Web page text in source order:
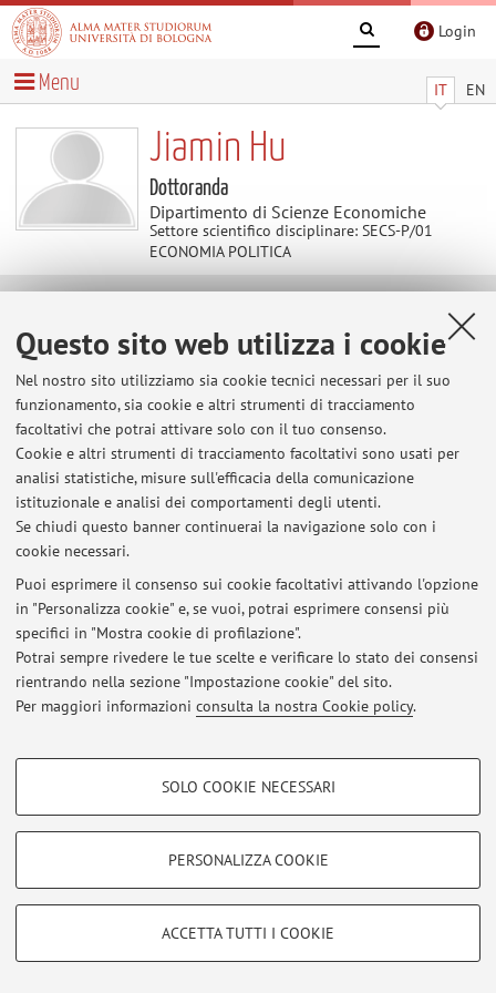
Questo sito web utilizza i cookie
Nel nostro sito utilizziamo sia cookie tecnici necessari per il suo
funzionamento, sia cookie e altri strumenti di tracciamento
facoltativi che potrai attivare solo con il tuo consenso.
Cookie e altri strumenti di tracciamento facoltativi sono usati per
analisi statistiche, misure sull'efficacia della comunicazione
istituzionale e analisi dei comportamenti degli utenti.
Se chiudi questo banner continuerai la navigazione solo con i
cookie necessari.
Puoi esprimere il consenso sui cookie facoltativi attivando l'opzione
in "Personalizza cookie" e, se vuoi, potrai esprimere consensi più
specifici in "Mostra cookie di profilazione".
Potrai sempre rivedere le tue scelte e verificare lo stato dei consensi
rientrando nella sezione "Impostazione cookie" del sito.
Per maggiori informazioni consulta la nostra Cookie policy.
COOKIE DI PROFILAZIONE - FACOLTATIVI
COOKIE TECNICI - NECESSARI
Si tratta di cookie tecnici utilizzati, a titolo esemplificativo, per il corretto
SOLO COOKIE NECESSARI
PERSONALIZZA COOKIE
ACCETTA TUTTI I COOKIE
Login
IT EN
Menu
Jiamin Hu
Dottoranda
Dipartimento di Scienze Economiche
Settore scientifico disciplinare: SECS-P/01
ECONOMIA POLITICA
Avvisi
Al momento non sono presenti avvisi.
Area riservata
Accedi tramite login per gestire tutti i contenuti del sito.
© 2026 - ALMA MATER STUDIORUM - Università di Bologna - Via
Zamboni, 33 - 40126 Bologna - Partita IVA: 01131710376
Privacy| Note legali |Impostazioni Cookie